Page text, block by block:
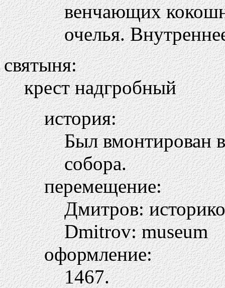
венчающих
очелья.
святыня:
крест надгробный
история:
Был вмонтирован в
собора.
перемещение:
Дмитров:
Dmitrov: museum
оформление:
1467.